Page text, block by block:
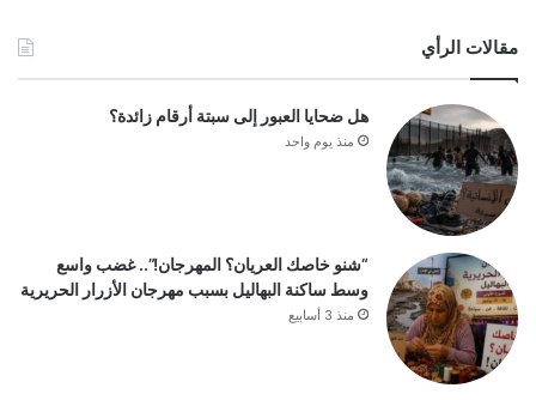
مقالات الرأي
هل ضحايا العبور إلى سبتة أرقام زائدة؟
منذ يوم واحد
“شنو خاصك العريان؟ المهرجان!”.. غضب واسع
وسط ساكنة البهاليل بسبب مهرجان الأزرار الحريرية
منذ 3 أسابيع